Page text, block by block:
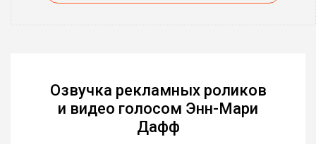
Озвучка рекламных роликов
и видео голосом Энн-Мари
Дафф